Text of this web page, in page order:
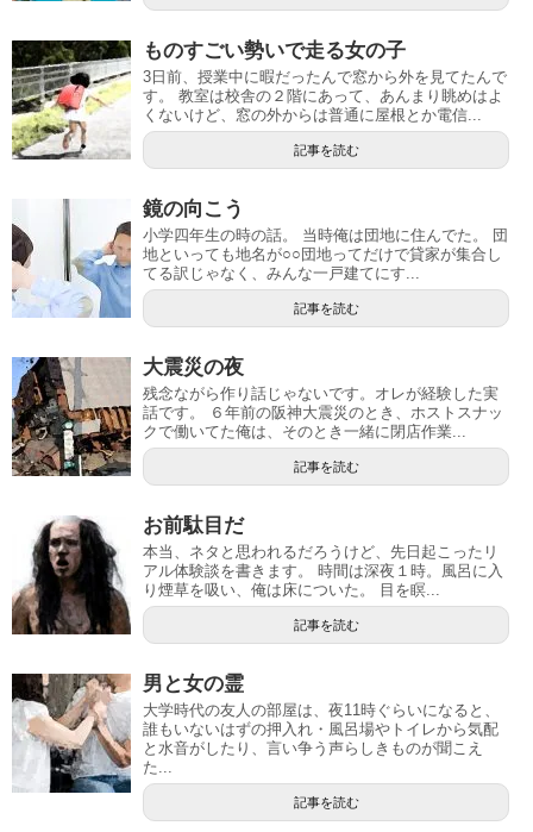
ものすごい勢いで走る女の子
3日前、授業中に暇だったんで窓から外を見てたんで
す。 教室は校舎の２階にあって、あんまり眺めはよ
くないけど、窓の外からは普通に屋根とか電信...
記事を読む
鏡の向こう
小学四年生の時の話。 当時俺は団地に住んでた。 団
地といっても地名が○○団地ってだけで貸家が集合し
てる訳じゃなく、みんな一戸建てにす...
記事を読む
大震災の夜
残念ながら作り話じゃないです。オレが経験した実
話です。 ６年前の阪神大震災のとき、ホストスナッ
クで働いてた俺は、そのとき一緒に閉店作業...
記事を読む
お前駄目だ
本当、ネタと思われるだろうけど、先日起こったリ
アル体験談を書きます。 時間は深夜１時。風呂に入
り煙草を吸い、俺は床についた。 目を瞑...
記事を読む
男と女の霊
大学時代の友人の部屋は、夜11時ぐらいになると、
誰もいないはずの押入れ・風呂場やトイレから気配
と水音がしたり、言い争う声らしきものが聞こえ
た...
記事を読む